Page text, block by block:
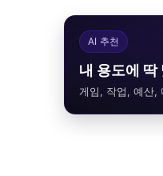
AI 추천
내 용도에 딱
게임, 작업, 예산,